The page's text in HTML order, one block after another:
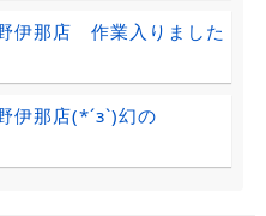
伊那店 作業入りました
伊那店(*´з`)幻の